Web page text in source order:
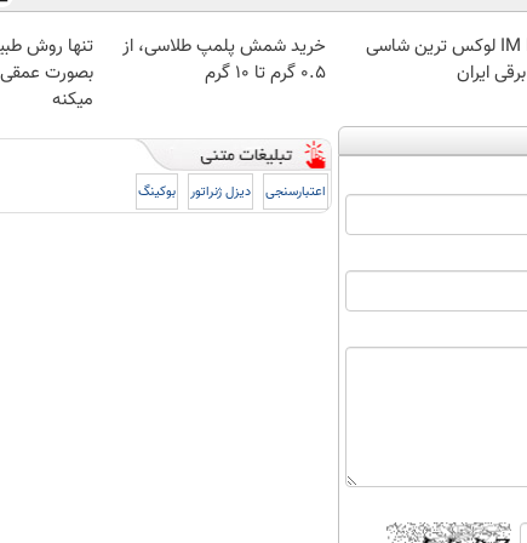
IM LS7 لوکس ترین شاسی
ایران
خرید شمش پلمپ طلاسی، از
۰.۵ گرم تا ۱۰ گرم
تنها روش
بصورت عمقی
میکنه
اعتبارسنجی دیزل ژنراتور بوکینگ